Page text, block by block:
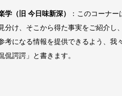
学（旧 今日味新深）
：このコーナ
分け、そこから得た事実をご紹介
考になる情報を提供できるよう、我
侃諤諤」と書きます。